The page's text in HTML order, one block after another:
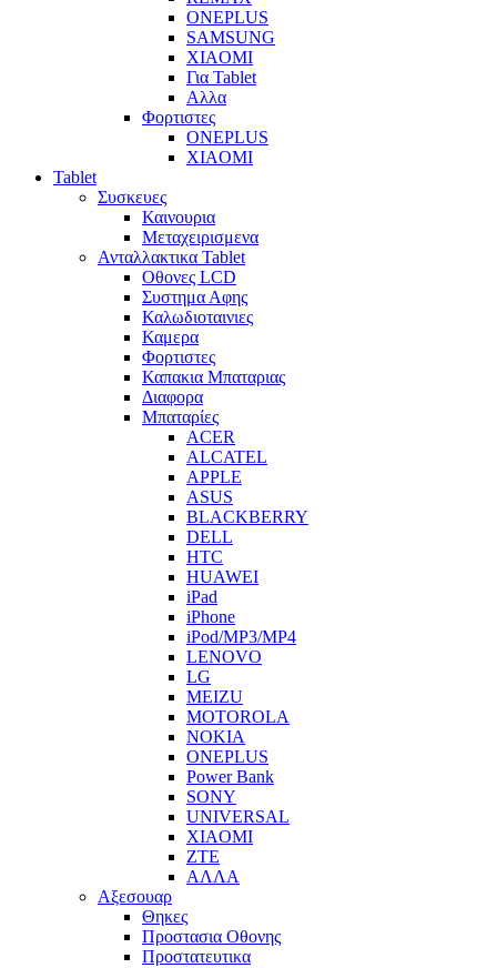
ONEPLUS
SAMSUNG
XIAOMI
Για Tablet
Αλλα
Φορτιστες
ONEPLUS
XIAOMI
Tablet
Συσκευες
Καινουρια
Μεταχειρισμενα
Ανταλλακτικα Tablet
Οθονες LCD
Συστημα Αφης
Καλωδιοταινιες
Καμερα
Φορτιστες
Καπακια Μπαταριας
Διαφορα
Μπαταρίες
ACER
ALCATEL
APPLE
ASUS
BLACKBERRY
DELL
HTC
HUAWEI
iPad
iPhone
iPod/MP3/MP4
LENOVO
LG
MEIZU
MOTOROLA
NOKIA
ONEPLUS
Power Bank
SONY
UNIVERSAL
XIAOMI
ZTE
ΑΛΛΑ
Αξεσουαρ
Θηκες
Προστασια Οθονης
Προστατευτικα